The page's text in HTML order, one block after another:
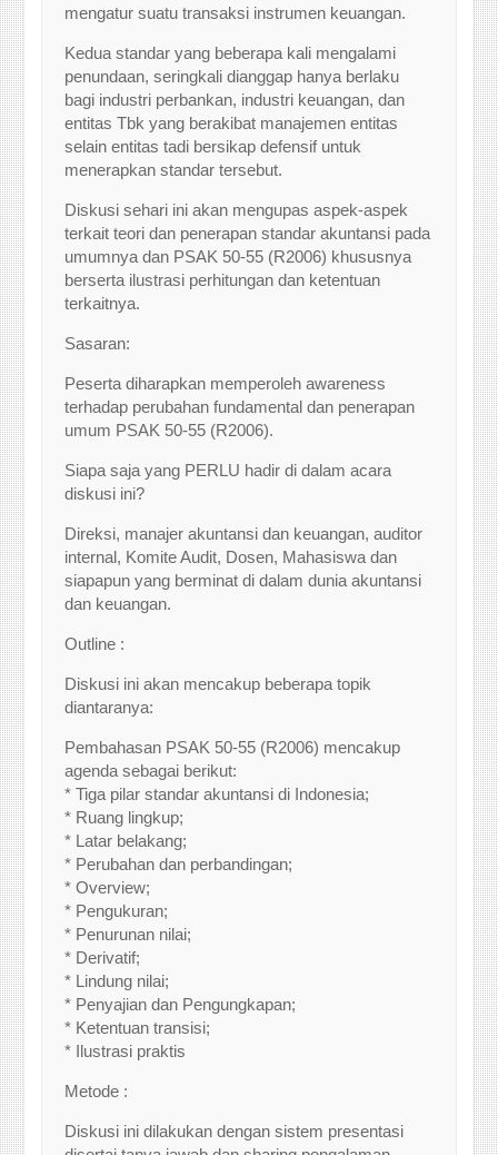
mengatur suatu transaksi instrumen keuangan.
Kedua standar yang beberapa kali mengalami
penundaan, seringkali dianggap hanya berlaku
bagi industri perbankan, industri keuangan, dan
entitas Tbk yang berakibat manajemen entitas
selain entitas tadi bersikap defensif untuk
menerapkan standar tersebut.
Diskusi sehari ini akan mengupas aspek-aspek
terkait teori dan penerapan standar akuntansi pada
umumnya dan PSAK 50-55 (R2006) khususnya
berserta ilustrasi perhitungan dan ketentuan
terkaitnya.
Sasaran:
Peserta diharapkan memperoleh awareness
terhadap perubahan fundamental dan penerapan
umum PSAK 50-55 (R2006).
Siapa saja yang PERLU hadir di dalam acara
diskusi ini?
Direksi, manajer akuntansi dan keuangan, auditor
internal, Komite Audit, Dosen, Mahasiswa dan
siapapun yang berminat di dalam dunia akuntansi
dan keuangan.
Outline :
Diskusi ini akan mencakup beberapa topik
diantaranya:
Pembahasan PSAK 50-55 (R2006) mencakup
agenda sebagai berikut:
* Tiga pilar standar akuntansi di Indonesia;
* Ruang lingkup;
* Latar belakang;
* Perubahan dan perbandingan;
* Overview;
* Pengukuran;
* Penurunan nilai;
* Derivatif;
* Lindung nilai;
* Penyajian dan Pengungkapan;
* Ketentuan transisi;
* Ilustrasi praktis
Metode :
Diskusi ini dilakukan dengan sistem presentasi